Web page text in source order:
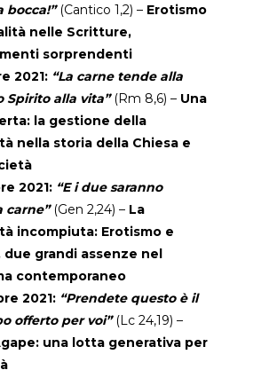
bocca!”(Cantico 1,2) – Erotismo
nelle Scritture,
sorprendenti
2021: “La carne tende alla
Spirito alla vita”(Rm 8,6) – Una
la gestione della
nella storia della Chiesa e
2021: “E i due saranno
carne”(Gen 2,24) – La
incompiuta: Erotismo e
due grandi assenze nel
contemporaneo
2021: “Prendete questo è il
offerto per voi”(Lc 24,19) –
una lotta generativa per